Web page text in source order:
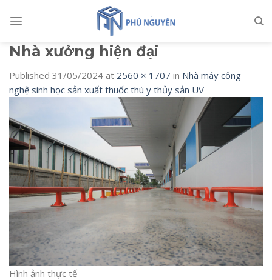
Nhà xưởng hiện đại
Published 31/05/2024 at 2560 × 1707 in Nhà máy công
nghệ sinh học sản xuất thuốc thú y thủy sản UV
Hình ảnh thực tế